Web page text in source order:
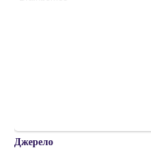
Джерело